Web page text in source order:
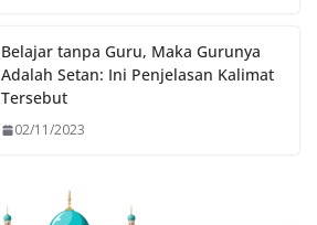
Belajar tanpa Guru, Maka Gurunya
Adalah Setan: Ini Penjelasan Kalimat
Tersebut
02/11/2023